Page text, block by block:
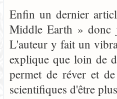
Enfin un dernier
Middle Earth » donc
L'auteur y fait un
explique que loin de
permet de réver et
scientifiques d'être